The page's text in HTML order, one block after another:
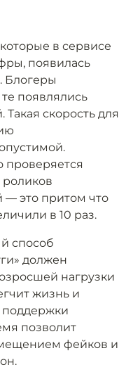
в сервисе
появилась
Блогеры
появлялись
скорость для
проверяется
— это притом что
в 10 раз.
способ
должен
нагрузки
жизнь и
поддержки
позволит
фейков и